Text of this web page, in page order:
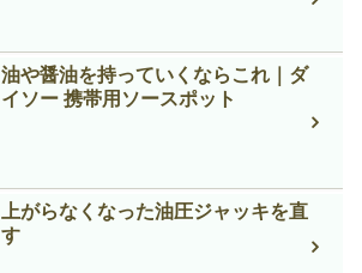
油や醤油を持っていくならこれ｜ダ
イソー 携帯用ソースポット
上がらなくなった油圧ジャッキを直
す